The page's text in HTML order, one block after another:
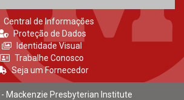
Central de Informações
Proteção de Dados
Identidade Visual
Trabalhe Conosco
Seja um Fornecedor
Mackenzie Presbyterian Institute